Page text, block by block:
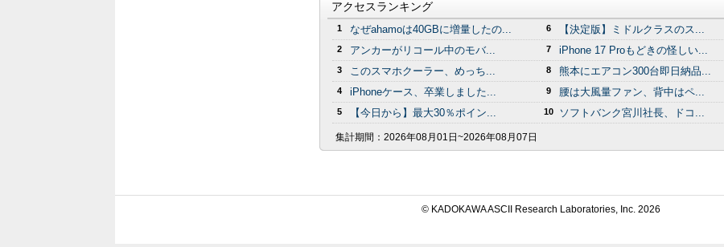
アクセスランキング
1 なぜahamoは40GBに増量したの...
2 アンカーがリコール中のモバ...
3 このスマホクーラー、めっち...
4 iPhoneケース、卒業しました...
5 【今日から】最大30％ポイン...
6 【決定版】ミドルクラスのス...
7 iPhone 17 Proもどきの怪しい...
8 熊本にエアコン300台即日納品...
9 腰は大風量ファン、背中はペ...
10 ソフトバンク宮川社長、ドコ...
集計期間： 2026年08月01日~2026年08月07日
© KADOKAWA ASCII Research Laboratories, Inc. 2026